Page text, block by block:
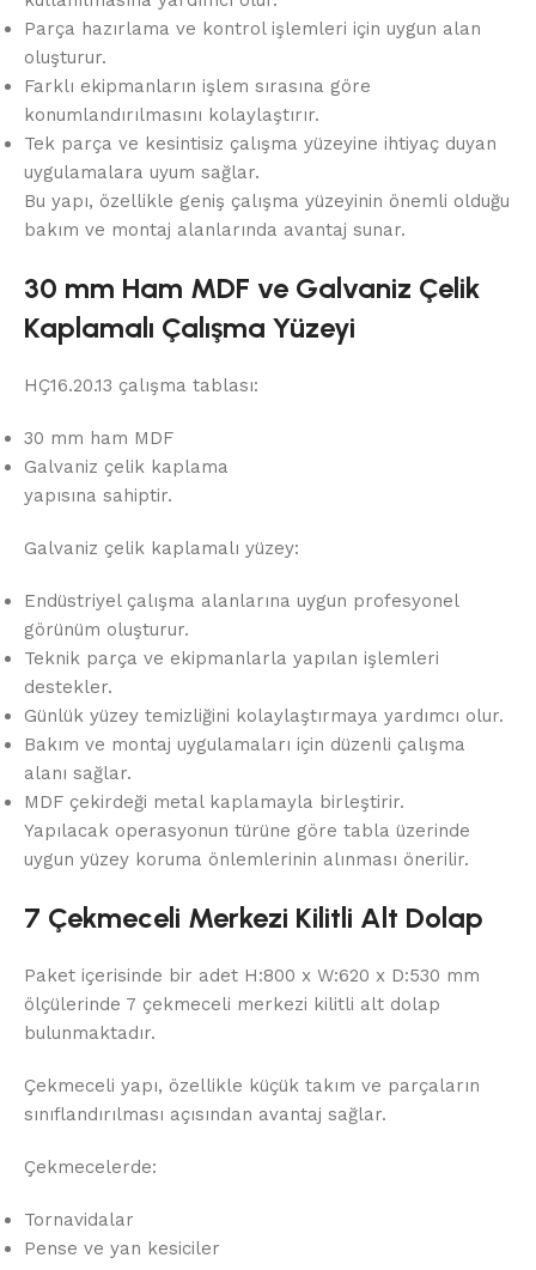
Parça hazırlama ve kontrol işlemleri için uygun alan
oluşturur.
Farklı ekipmanların işlem sırasına göre
konumlandırılmasını kolaylaştırır.
Tek parça ve kesintisiz çalışma yüzeyine ihtiyaç duyan
uygulamalara uyum sağlar.
Bu yapı, özellikle geniş çalışma yüzeyinin önemli olduğu
bakım ve montaj alanlarında avantaj sunar.
30 mm Ham MDF ve Galvaniz Çelik
Kaplamalı Çalışma Yüzeyi
HÇ16.20.13 çalışma tablası:
30 mm ham MDF
Galvaniz çelik kaplama
yapısına sahiptir.
Galvaniz çelik kaplamalı yüzey:
Endüstriyel çalışma alanlarına uygun profesyonel
görünüm oluşturur.
Teknik parça ve ekipmanlarla yapılan işlemleri
destekler.
Günlük yüzey temizliğini kolaylaştırmaya yardımcı olur.
Bakım ve montaj uygulamaları için düzenli çalışma
alanı sağlar.
MDF çekirdeği metal kaplamayla birleştirir.
Yapılacak operasyonun türüne göre tabla üzerinde
uygun yüzey koruma önlemlerinin alınması önerilir.
7 Çekmeceli Merkezi Kilitli Alt Dolap
Paket içerisinde bir adet H:800 x W:620 x D:530 mm
ölçülerinde 7 çekmeceli merkezi kilitli alt dolap
bulunmaktadır.
Çekmeceli yapı, özellikle küçük takım ve parçaların
sınıflandırılması açısından avantaj sağlar.
Çekmecelerde:
Tornavidalar
Pense ve yan kesiciler